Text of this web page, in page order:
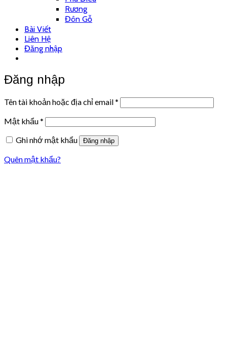
Rương
Đôn Gỗ
Bài Viết
Liên Hệ
Đăng nhập
Đăng nhập
Tên tài khoản hoặc địa chỉ email*
Mật khẩu*
Ghi nhớ mật khẩu
Đăng nhập
Quên mật khẩu?